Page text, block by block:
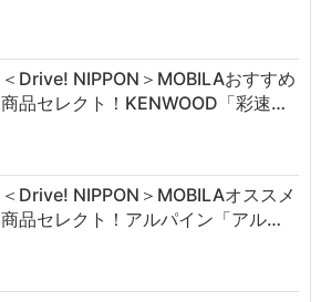
＜Drive! NIPPON＞MOBILAおすすめ
商品セレクト！KENWOOD「彩速…
＜Drive! NIPPON＞MOBILAオススメ
商品セレクト！アルパイン「アル…